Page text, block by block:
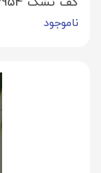
ناموجود